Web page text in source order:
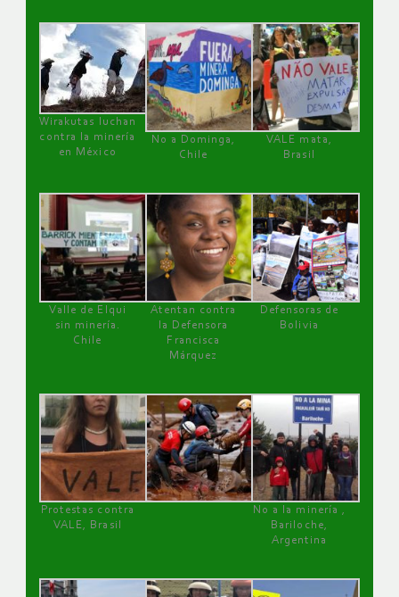
Wirakutas luchan
contra la minería
en México
No a Dominga,
Chile
VALE mata,
Brasil
Valle de Elqui
sin minería.
Chile
Atentan contra
la Defensora
Francisca
Márquez
Defensoras de
Bolivia
Protestas contra
VALE, Brasil
No a la minería ,
Bariloche,
Argentina